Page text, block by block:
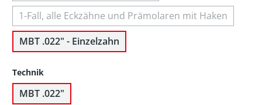
1-Fall, alle Eckzähne und Prämolaren mit Haken
MBT .022" - Einzelzahn
Technik
MBT .022"